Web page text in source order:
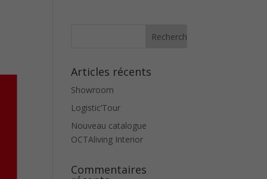
Articles récents
Showroom
Logistic’Tour
Nouveau catalogue
OCTAliving Interior
Commentaires